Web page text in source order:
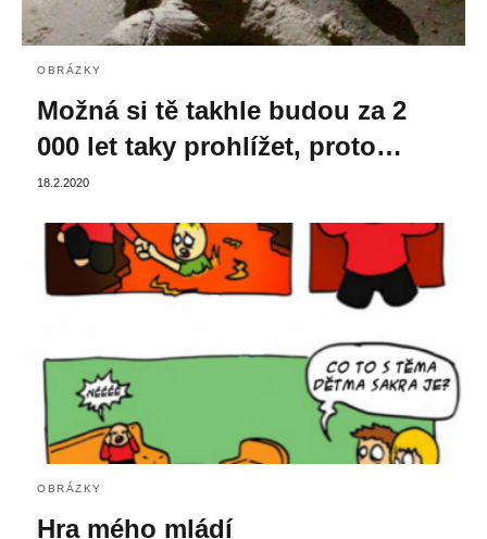
OBRÁZKY
Možná si tě takhle budou za 2
000 let taky prohlížet, proto…
18.2.2020
OBRÁZKY
Hra mého mládí